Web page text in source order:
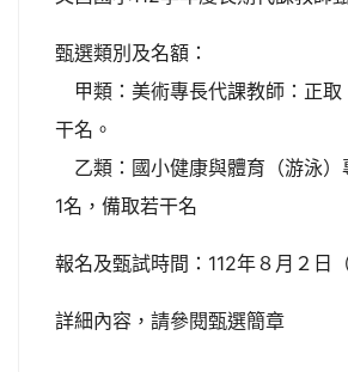
甄選類別及名額：
甲類：美術專長代課教師：正取
干名。
乙類：國小健康與體育（游泳）
1名，備取若干名
報名及甄試時間：112年８月２日
詳細內容，請參閱甄選簡章